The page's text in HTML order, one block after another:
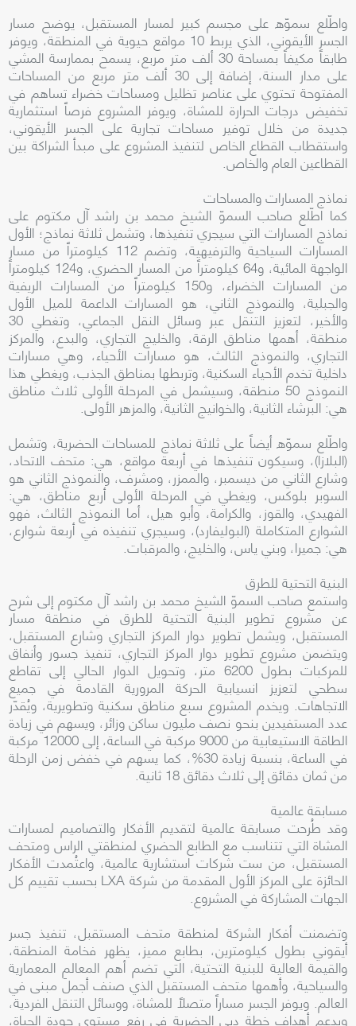
واطّلع سموّه على مجسم كبير لمسار المستقبل، يوضح مسار
الجسر الأيقوني، الذي يربط 10 مواقع حيوية في المنطقة، ويوفر
طابقاً مكيفاً بمساحة 30 ألف متر مربع، يسمح بممارسة المشي
على مدار السنة، إضافة إلى 30 ألف متر مربع من المساحات
المفتوحة تحتوي على عناصر تظليل ومساحات خضراء تساهم في
تخفيض درجات الحرارة للمشاة، ويوفر المشروع فرصاً استثمارية
جديدة من خلال توفير مساحات تجارية على الجسر الأيقوني،
واستقطاب القطاع الخاص لتنفيذ المشروع على مبدأ الشراكة بين
القطاعين العام والخاص.
نماذج المسارات والمساحات
كما اطّلع صاحب السموّ الشيخ محمد بن راشد آل مكتوم على
نماذج المسارات التي سيجري تنفيذها، وتشمل ثلاثة نماذج؛ الأول
المسارات السياحية والترفيهية، وتضم 112 كيلومتراً من مسار
الواجهة المائية، و64 كيلومتراً من المسار الحضري، و124 كيلومتراً
من المسارات الخضراء، و150 كيلومتراً من المسارات الريفية
والجبلية، والنموذج الثاني، هو المسارات الداعمة للميل الأول
والأخير، لتعزيز التنقل عبر وسائل النقل الجماعي، وتغطي 30
منطقة، أهمها مناطق الرقة، والخليج التجاري، والبدع، والمركز
التجاري، والنموذج الثالث، هو مسارات الأحياء، وهي مسارات
داخلية تخدم الأحياء السكنية، وتربطها بمناطق الجذب، ويغطي هذا
النموذج 50 منطقة، وسيشمل في المرحلة الأولى ثلاث مناطق
هي: البرشاء الثانية، والخوانيج الثانية، والمزهر الأولى.
واطّلع سموّه أيضاً على ثلاثة نماذج للمساحات الحضرية، وتشمل
(البلازا)، وسيكون تنفيذها في أربعة مواقع، هي: متحف الاتحاد،
وشارع الثاني من ديسمبر، والممزر، ومشرف، والنموذج الثاني هو
السوبر بلوكس، ويغطي في المرحلة الأولى أربع مناطق، هي:
الفهيدي، والقوز، والكرامة، وأبو هيل، أما النموذج الثالث، فهو
الشوارع المتكاملة (البوليفارد)، وسيجري تنفيذه في أربعة شوارع،
هي: جميرا، وبني ياس، والخليج، والمرقبات.
البنية التحتية للطرق
واستمع صاحب السموّ الشيخ محمد بن راشد آل مكتوم إلى شرح
عن مشروع تطوير البنية التحتية للطرق في منطقة مسار
المستقبل، ويشمل تطوير دوار المركز التجاري وشارع المستقبل،
ويتضمن مشروع تطوير دوار المركز التجاري، تنفيذ جسور وأنفاق
للمركبات بطول 6200 متر، وتحويل الدوار الحالي إلى تقاطع
سطحي لتعزيز انسيابية الحركة المرورية القادمة في جميع
الاتجاهات. ويخدم المشروع سبع مناطق سكنية وتطويرية، ويُقدّر
عدد المستفيدين بنحو نصف مليون ساكن وزائر، ويسهم في زيادة
الطاقة الاستيعابية من 9000 مركبة في الساعة، إلى 12000 مركبة
في الساعة، بنسبة زيادة 30%، كما يسهم في خفض زمن الرحلة
من ثمان دقائق إلى ثلاث دقائق 18 ثانية.
مسابقة عالمية
وقد طُرحت مسابقة عالمية لتقديم الأفكار والتصاميم لمسارات
المشاة التي تتناسب مع الطابع الحضري لمنطقتي الراس ومتحف
المستقبل، من ست شركات استشارية عالمية، واعتُمدت الأفكار
الحائزة على المركز الأول المقدمة من شركة LXA بحسب تقييم كل
الجهات المشاركة في المشروع.
وتضمنت أفكار الشركة لمنطقة متحف المستقبل، تنفيذ جسر
أيقوني بطول كيلومترين، بطابع مميز، يظهر فخامة المنطقة،
والقيمة العالية للبنية التحتية، التي تضم أهم المعالم المعمارية
والسياحية، وأهمها متحف المستقبل الذي صنف أجملَ مبنى في
العالم. ويوفر الجسر مساراً متصلاً للمشاة، ووسائل التنقل الفردية،
ويدعم أهداف خطة دبي الحضرية في رفع مستوى جودة الحياة،